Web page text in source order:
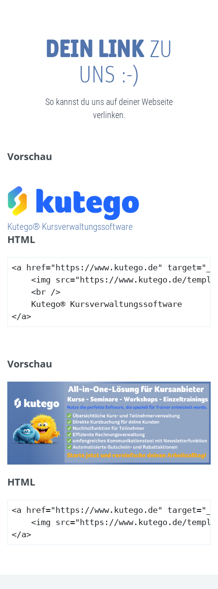
DEIN LINKZU
UNS :-)
So kannst du uns auf deiner Webseite
verlinken.
Vorschau
Kutego® Kursverwaltungssoftware
HTML
<a href="https://www.kutego.de"
<img src="https://www.kutego.de/
    <br />
    Kutego® Kursverwaltungssoftware
</a>
Vorschau
HTML
<a href="https://www.kutego.de"
<img src="https://www.kutego.de/
</a>